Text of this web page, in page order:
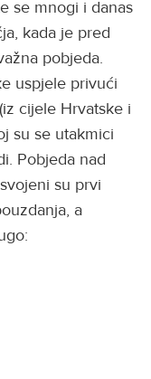
se mnogi i danas
kada je pred
pobjeda.
uspjele privući
cijele Hrvatske i
su se utakmici
Pobjeda nad
su prvi
a
Jugo: